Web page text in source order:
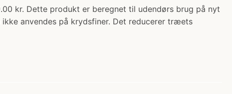
kr. Dette produkt er beregnet til udendørs brug på nyt
anvendes på krydsfiner. Det reducerer træets